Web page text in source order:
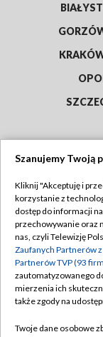
Abonament
Emisja w TVP
Centrum
Naziemna
Szanujemy Twoją
Kliknij "Akceptuję i
korzystanie z
dostęp do informacji
przechowywanie oraz
nas, czyli Telewizję
Zaufanych Partnerów
Partnerów TVP (93
zautomatyzowanego
mierzenia ich
także zgody na
Twoje dane osobowe